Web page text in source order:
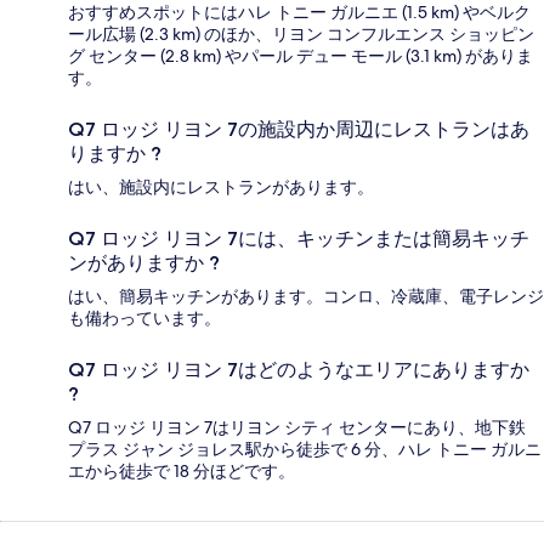
おすすめスポットにはハレ トニー ガルニエ (1.5 km) やベルク
ール広場 (2.3 km) のほか、リヨン コンフルエンス ショッピン
グ センター (2.8 km) やパール デュー モール (3.1 km) がありま
す。
Q7 ロッジ リヨン 7の施設内か周辺にレストランはあ
りますか ?
はい、施設内にレストランがあります。
Q7 ロッジ リヨン 7には、キッチンまたは簡易キッチ
ンがありますか ?
はい、簡易キッチンがあります。コンロ、冷蔵庫、電子レンジ
も備わっています。
Q7 ロッジ リヨン 7はどのようなエリアにありますか
?
Q7 ロッジ リヨン 7はリヨン シティ センターにあり、地下鉄
プラス ジャン ジョレス駅から徒歩で 6 分、ハレ トニー ガルニ
エから徒歩で 18 分ほどです。